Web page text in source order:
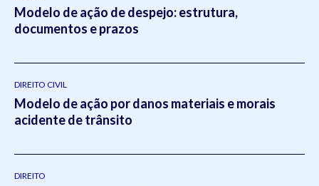
Modelo de ação de despejo: estrutura,
documentos e prazos
DIREITO CIVIL
Modelo de ação por danos materiais e morais
acidente de trânsito
DIREITO